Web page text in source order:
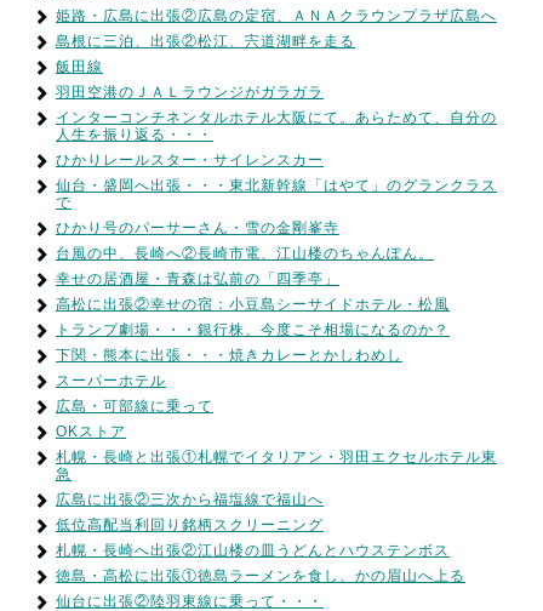
姫路・広島に出張②広島の定宿、ＡＮＡクラウンプラザ広島へ
島根に三泊、出張②松江、宍道湖畔を走る
飯田線
羽田空港のＪＡＬラウンジがガラガラ
インターコンチネンタルホテル大阪にて。あらためて、自分の
人生を振り返る・・・
ひかりレールスター・サイレンスカー
仙台・盛岡へ出張・・・東北新幹線「はやて」のグランクラス
で
ひかり号のパーサーさん・雪の金剛峯寺
台風の中、長崎へ②長崎市電、江山楼のちゃんぽん。
幸せの居酒屋・青森は弘前の「四季亭」
高松に出張②幸せの宿：小豆島シーサイドホテル・松風
トランプ劇場・・・銀行株、今度こそ相場になるのか？
下関・熊本に出張・・・焼きカレーとかしわめし
スーパーホテル
広島・可部線に乗って
OKストア
札幌・長崎と出張①札幌でイタリアン・羽田エクセルホテル東
急
広島に出張②三次から福塩線で福山へ
低位高配当利回り銘柄スクリーニング
札幌・長崎へ出張②江山楼の皿うどんとハウステンボス
徳島・高松に出張①徳島ラーメンを食し、かの眉山へ上る
仙台に出張②陸羽東線に乗って・・・